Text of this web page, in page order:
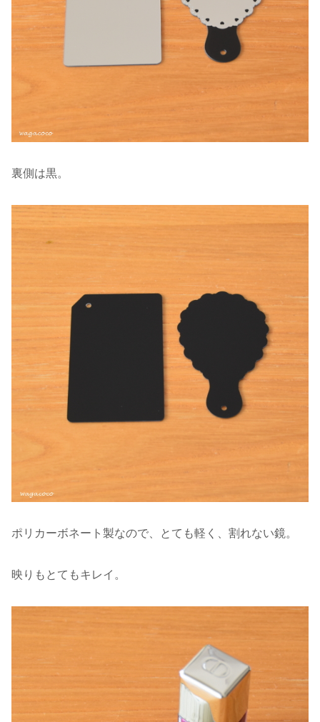
裏側は黒。
ポリカーボネート製なので、とても軽く、割れない鏡。
映りもとてもキレイ。